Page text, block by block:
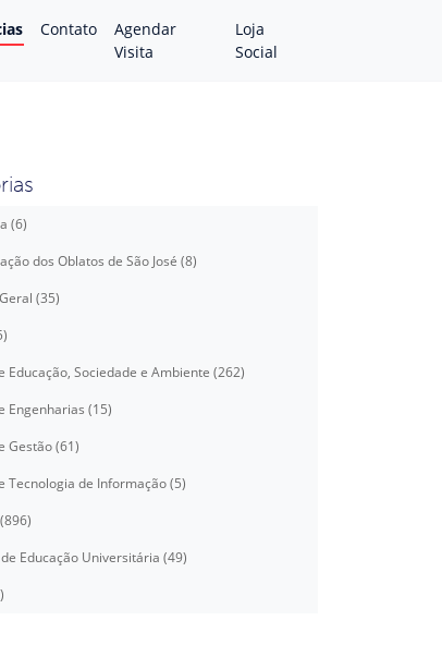
Contato
Agendar
Visita
Loja
Social
(6)
dos Oblatos de São José (8)
(35)
Educação, Sociedade e Ambiente (262)
Engenharias (15)
Gestão (61)
Tecnologia de Informação (5)
Educação Universitária (49)